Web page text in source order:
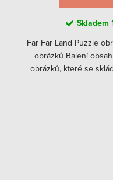
Skladem
Far Far Land Puzzle
obrázků Balení
obrázků, které se